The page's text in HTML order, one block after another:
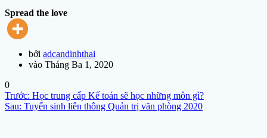
Spread the love
bởi adcandinhthai
vào Tháng Ba 1, 2020
0
Điều
hướng
Trước: Bài
trước
Học trung cấp Kế toán sẽ học những môn gì?
Sau: Bài
Tuyển sinh liên thông Quản trị văn phòng 2020